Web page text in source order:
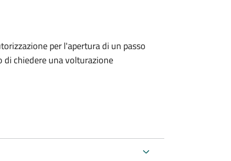
per l'apertura di un passo
di chiedere una volturazione